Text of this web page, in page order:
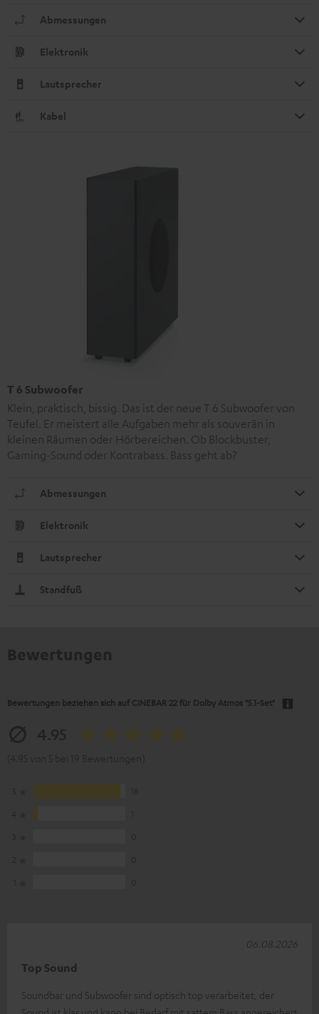
Abmessungen
Elektronik
Lautsprecher
Kabel
T 6 Subwoofer
Klein, praktisch, bissig. Das ist der neue T 6 Subwoofer von
Teufel. Er meistert alle Aufgaben mehr als souverän in
kleinen Räumen oder Hörbereichen. Ob Blockbuster,
Gaming-Sound oder Kontrabass. Bass geht ab?
Abmessungen
Elektronik
Lautsprecher
Standfuß
Bewertungen beziehen sich auf CINEBAR 22 für Dolby Atmos "5.1-Set"
Top Sound
Soundbar und Subwoofer sind optisch top verarbeitet, der
06.08.2026